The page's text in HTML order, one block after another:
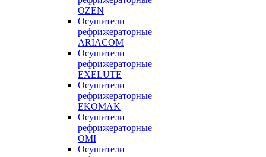
OZEN
Осушители
рефрижераторные
ARIACOM
Осушители
рефрижераторные
EXELUTE
Осушители
рефрижераторные
EKOMAK
Осушители
рефрижераторные
OMI
Осушители